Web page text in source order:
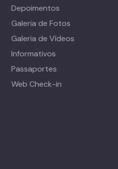
Depoimentos
Galeria de Fotos
Galeria de Vídeos
Informativos
Passaportes
Web Check-in